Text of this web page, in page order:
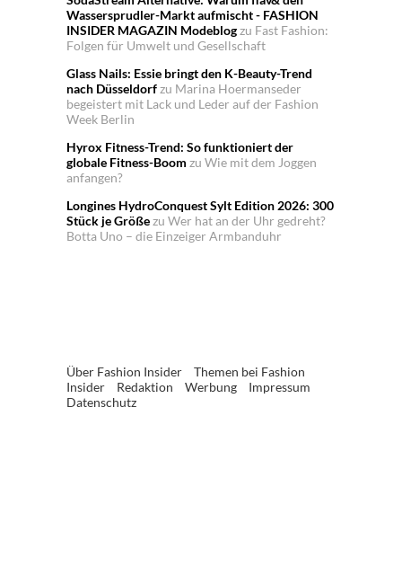
Wassersprudler-Markt aufmischt - FASHION
INSIDER MAGAZIN Modeblogzu Fast Fashion:
Folgen für Umwelt und Gesellschaft
Glass Nails: Essie bringt den K-Beauty-Trend
nach Düsseldorfzu Marina Hoermanseder
begeistert mit Lack und Leder auf der Fashion
Week Berlin
Hyrox Fitness-Trend: So funktioniert der
globale Fitness-Boom zu Wie mit dem Joggen
anfangen?
Longines HydroConquest Sylt Edition 2026: 300
Stück je Größezu Wer hat an der Uhr gedreht?
Botta Uno – die Einzeiger Armbanduhr
Über Fashion Insider
Themen bei Fashion
Insider
Redaktion Werbung
Impressum
Datenschutz